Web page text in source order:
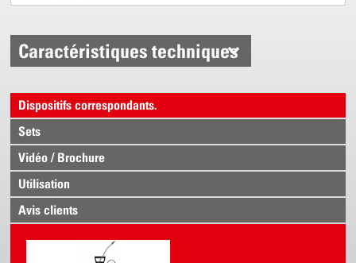
Caractéristiques techniques
Dispositifs correspondants.
Sets
Vidéo / Brochure
Utilisation
Avis clients